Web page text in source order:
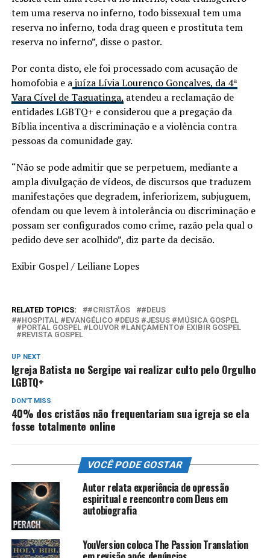
tem uma reserva no inferno, todo bissexual tem uma
reserva no inferno, toda drag queen e prostituta tem
reserva no inferno”, disse o pastor.
Por conta disto, ele foi processado com acusação de
homofobia e ajuíza Lívia Lourenço Gonçalves, da 4ª
Vara Cível de Taguatinga, atendeu a reclamação de
entidades LGBTQ+ e considerou que a pregação da
Bíblia incentiva a discriminação e a violência contra
pessoas da comunidade gay.
“Não se pode admitir que se perpetuem, mediante a
ampla divulgação de vídeos, de discursos que traduzem
manifestações que degradem, inferiorizem, subjuguem,
ofendam ou que levem à intolerância ou discriminação e
possam ser configurados como crime, razão pela qual o
pedido deve ser acolhido”, diz parte da decisão.
Exibir Gospel / Leiliane Lopes
RELATED TOPICS: #CRISTÃOS
#DEUS
#HOSPITAL #EVANGÉLICO #DEUS #JESUS #MÚSICA GOSPEL
#PORTAL GOSPEL #LOUVOR #LANÇAMENTO# EXIBIR GOSPEL
#REVISTA GOSPEL
UP NEXT
Igreja Batista no Sergipe vai realizar culto pelo Orgulho
LGBTQ+
DON'T MISS
40% dos cristãos não frequentariam sua igreja se ela
fosse totalmente online
VOCÊ PODE GOSTAR
Autor relata experiência de opressão
espiritual e reencontro com Deus em
autobiografia
YouVersion coloca The Passion Translation